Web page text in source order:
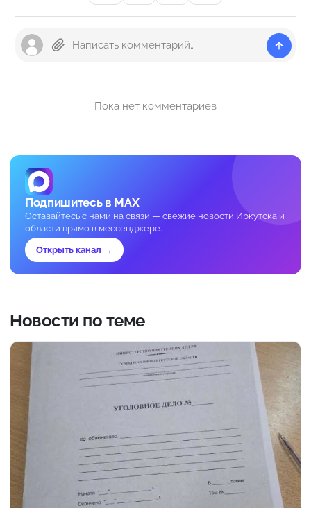
Пока нет комментариев
Подпишитесь в MAX
Оставайтесь с нами на связи — свежие новости Иркутска и
области прямо в мессенджере.
Открыть канал →
Новости по теме